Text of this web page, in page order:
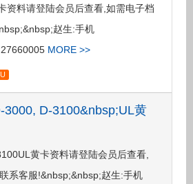
资料请登陆会员后查看,如需电子档
赵生:手机
MORE >>
3000, D-3100&nbsp;UL黄
黄卡资料请登陆会员后查看,
系客服!&nbsp;&nbsp;赵生:手机